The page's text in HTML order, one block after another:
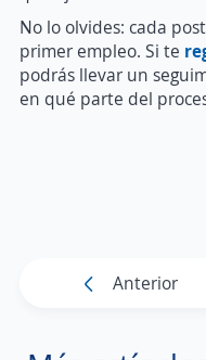
No lo olvides: cada
primer empleo. Si te
podrás llevar un
en qué parte del
Anterior